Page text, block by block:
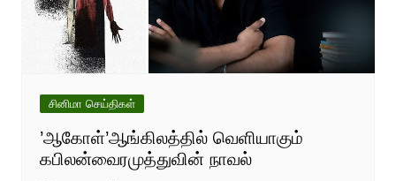
சினிமா செய்திகள்
’ஆகோள்’ஆங்கிலத்தில் வெளியாகும்
கபிலன்வைரமுத்துவின் நாவல்